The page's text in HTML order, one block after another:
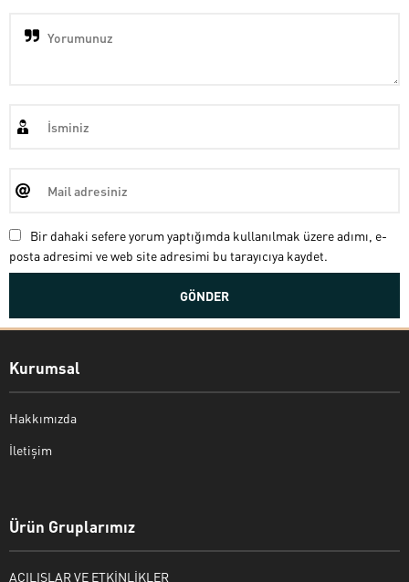
Bir dahaki sefere yorum yaptığımda kullanılmak üzere adımı, e-
posta adresimi ve web site adresimi bu tarayıcıya kaydet.
Kurumsal
Hakkımızda
İletişim
Ürün Gruplarımız
AÇILIŞLAR VE ETKİNLİKLER